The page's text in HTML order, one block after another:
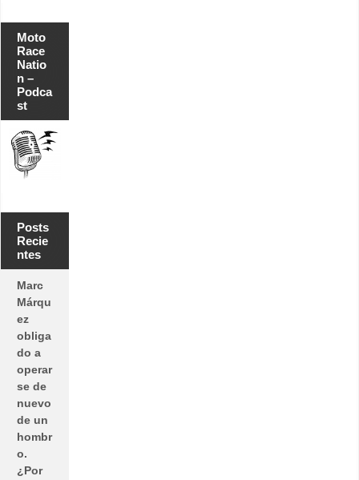
Moto
Race
Natio
n –
Podca
st
Posts
Recie
ntes
Marc
Márqu
ez
obliga
do a
operar
se de
nuevo
de un
hombr
o.
¿Por